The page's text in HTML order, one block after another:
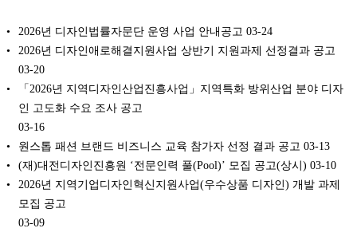
2026년 디자인법률자문단 운영 사업 안내공고 03-24
2026년 디자인애로해결지원사업 상반기 지원과제 선정결과 공고
03-20
「2026년 지역디자인산업진흥사업」지역특화 방위산업 분야 디자
인 고도화 수요 조사 공고
03-16
원스톱 패션 브랜드 비즈니스 교육 참가자 선정 결과 공고 03-13
(재)대전디자인진흥원 ‘전문인력 풀(Pool)’ 모집 공고(상시) 03-10
2026년 지역기업디자인혁신지원사업(우수상품 디자인) 개발 과제
모집 공고
03-09